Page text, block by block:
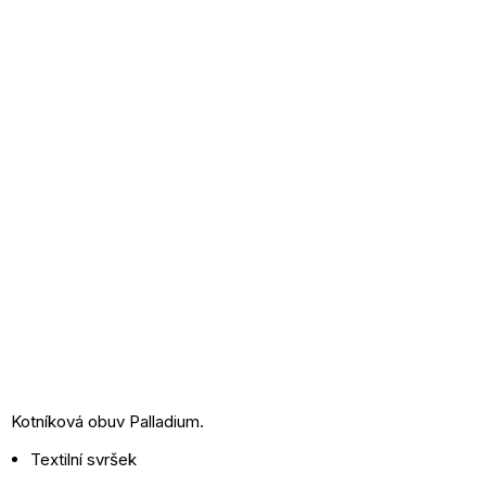
Kotníková obuv Palladium.
Textilní svršek